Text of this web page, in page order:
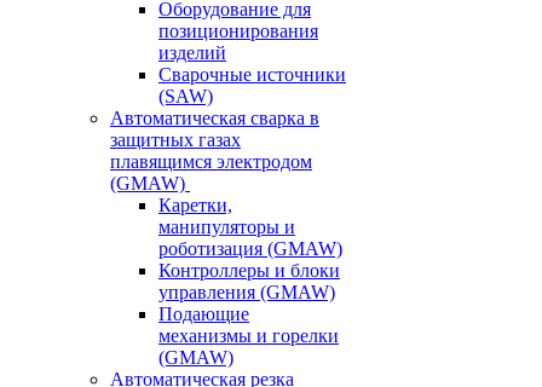
Оборудование для
позиционирования
изделий
Сварочные источники
(SAW)
Автоматическая сварка в
защитных газах
плавящимся электродом
(GMAW)
Каретки,
манипуляторы и
роботизация (GMAW)
Контроллеры и блоки
управления (GMAW)
Подающие
механизмы и горелки
(GMAW)
Автоматическая резка